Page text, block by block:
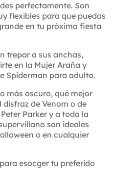
perfectamente. Son
flexibles para que puedas
en tu próxima fiesta
trepar a sus anchas,
en la Mujer Araña y
Spiderman para adulto.
más oscuro, qué mejor
de Venom o de
Parker y a toda la
son ideales
o en cualquier
esocger tu preferido